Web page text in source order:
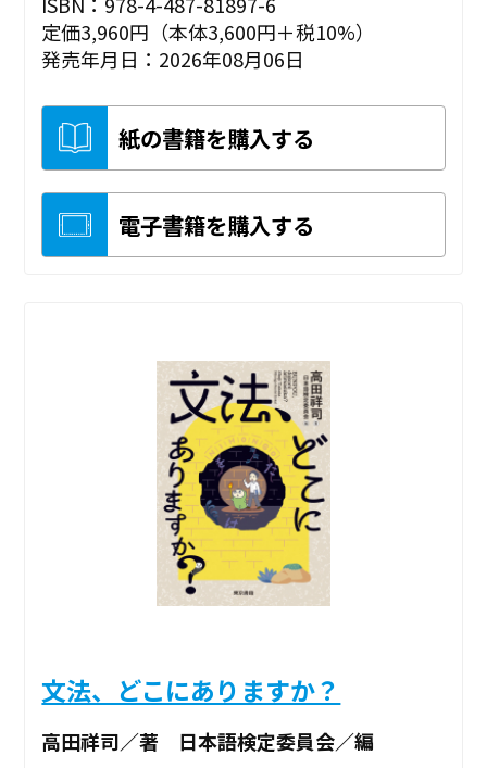
定価3,960円（本体3,600円＋税10%）
発売年月日：2026年08月06日
紙の書籍を購入する
電子書籍を購入する
文法、どこにありますか？
高田祥司／著 日本語検定委員会／編